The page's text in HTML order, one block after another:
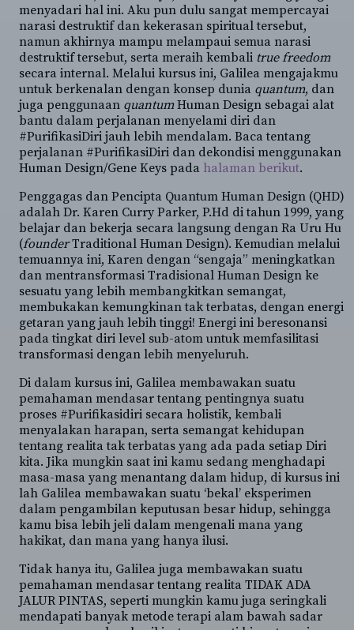
menyadari hal ini. Aku pun dulu sangat mempercayai
narasi destruktif dan kekerasan spiritual tersebut,
namun akhirnya mampu melampaui semua narasi
destruktif tersebut, serta meraih kembali true freedom
secara internal. Melalui kursus ini, Galilea mengajakmu
untuk berkenalan dengan konsep dunia quantum, dan
juga penggunaan quantumHuman Design sebagai alat
bantu dalam perjalanan menyelami diri dan
#PurifikasiDiri jauh lebih mendalam. Baca tentang
perjalanan #PurifikasiDiri dan dekondisi menggunakan
Human Design/Gene Keys pada halaman berikut.
Penggagas dan Pencipta Quantum Human Design (QHD)
adalah Dr. Karen Curry Parker, P.Hd di tahun 1999, yang
belajar dan bekerja secara langsung dengan Ra Uru Hu
(founderTraditional Human Design). Kemudian melalui
temuannya ini, Karen dengan “sengaja” meningkatkan
dan mentransformasi Tradisional Human Design ke
sesuatu yang lebih membangkitkan semangat,
membukakan kemungkinan tak terbatas, dengan energi
getaran yang jauh lebih tinggi! Energi ini beresonansi
pada tingkat diri level sub-atom untuk memfasilitasi
transformasi dengan lebih menyeluruh.
Di dalam kursus ini, Galilea membawakan suatu
pemahaman mendasar tentang pentingnya suatu
proses #Purifikasidiri secara holistik, kembali
menyalakan harapan, serta semangat kehidupan
tentang realita tak terbatas yang ada pada setiap Diri
kita. Jika mungkin saat ini kamu sedang menghadapi
masa-masa yang menantang dalam hidup, di kursus ini
lah Galilea membawakan suatu ‘bekal’ eksperimen
dalam pengambilan keputusan besar hidup, sehingga
kamu bisa lebih jeli dalam mengenali mana yang
hakikat, dan mana yang hanya ilusi.
Tidak hanya itu, Galilea juga membawakan suatu
pemahaman mendasar tentang realita TIDAK ADA
JALUR PINTAS, seperti mungkin kamu juga seringkali
mendapati banyak metode terapi alam bawah sadar